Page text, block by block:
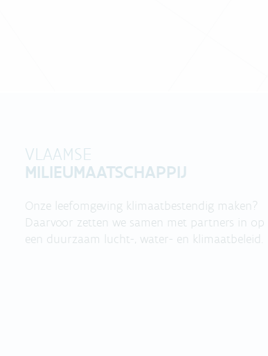
VLAAMSE
MILIEUMAATSCHAPPIJ
Onze leefomgeving klimaatbestendig maken?
Daarvoor zetten we samen met partners in op
een duurzaam lucht-, water- en klimaatbeleid.